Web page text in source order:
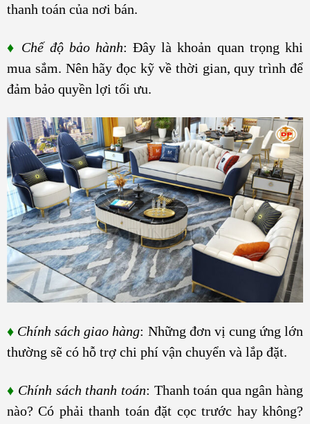
thanh toán của nơi bán.
♦ Chế độ bảo hành: Đây là khoản quan trọng khi
mua sắm. Nên hãy đọc kỹ về thời gian, quy trình để
đảm bảo quyền lợi tối ưu.
♦ Chính sách giao hàng: Những đơn vị cung ứng lớn
thường sẽ có hỗ trợ chi phí vận chuyển và lắp đặt.
♦ Chính sách thanh toán: Thanh toán qua ngân hàng
nào? Có phải thanh toán đặt cọc trước hay không?